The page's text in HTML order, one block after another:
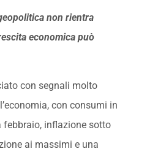
non rientra
economica può
con segnali molto
con consumi in
febbraio, inflazione sotto
ai massimi e una